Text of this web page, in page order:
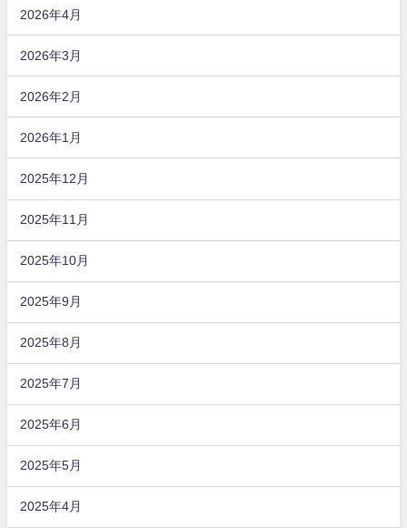
2026年4月
2026年3月
2026年2月
2026年1月
2025年12月
2025年11月
2025年10月
2025年9月
2025年8月
2025年7月
2025年6月
2025年5月
2025年4月